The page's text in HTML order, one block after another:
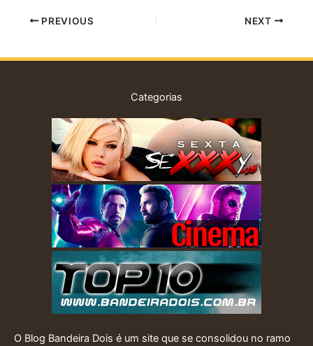
PREVIOUS NEXT
Categorias
O Blog Bandeira Dois é um site que se consolidou no ramo